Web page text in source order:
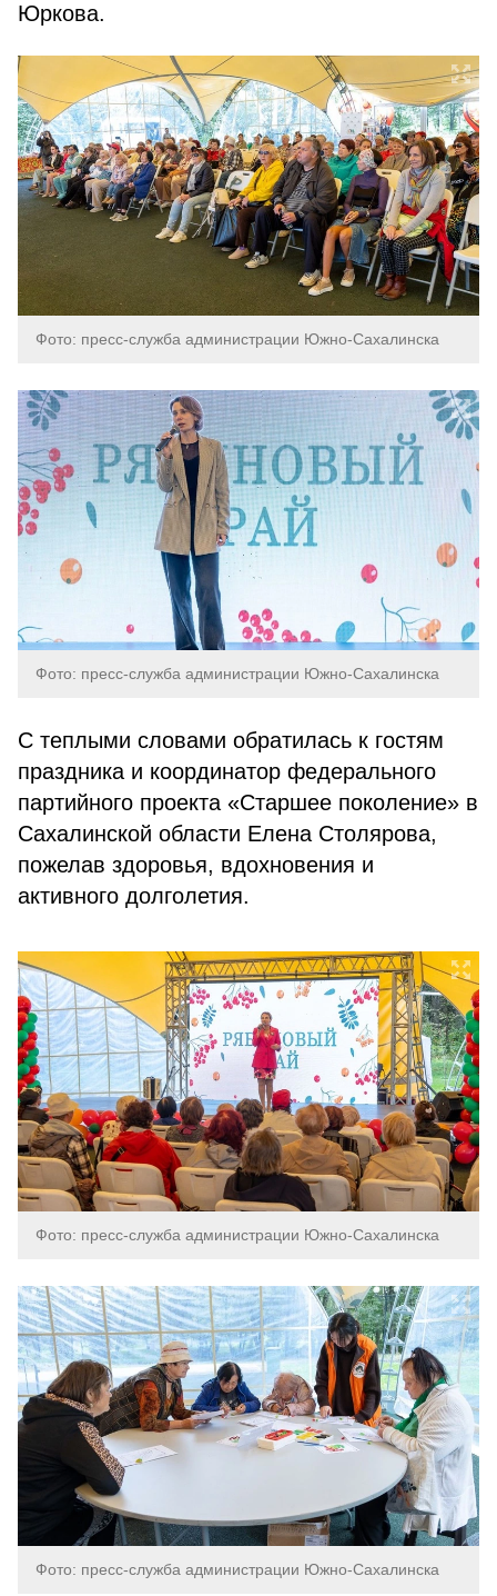
Юркова.
Фото: пресс-служба администрации Южно-Сахалинска
Фото: пресс-служба администрации Южно-Сахалинска
С теплыми словами обратилась к гостям
праздника и координатор федерального
партийного проекта «Старшее поколение» в
Сахалинской области Елена Столярова,
пожелав здоровья, вдохновения и
активного долголетия.
Фото: пресс-служба администрации Южно-Сахалинска
Фото: пресс-служба администрации Южно-Сахалинска